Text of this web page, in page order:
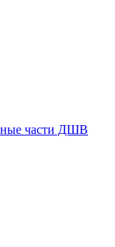
части ДШВ